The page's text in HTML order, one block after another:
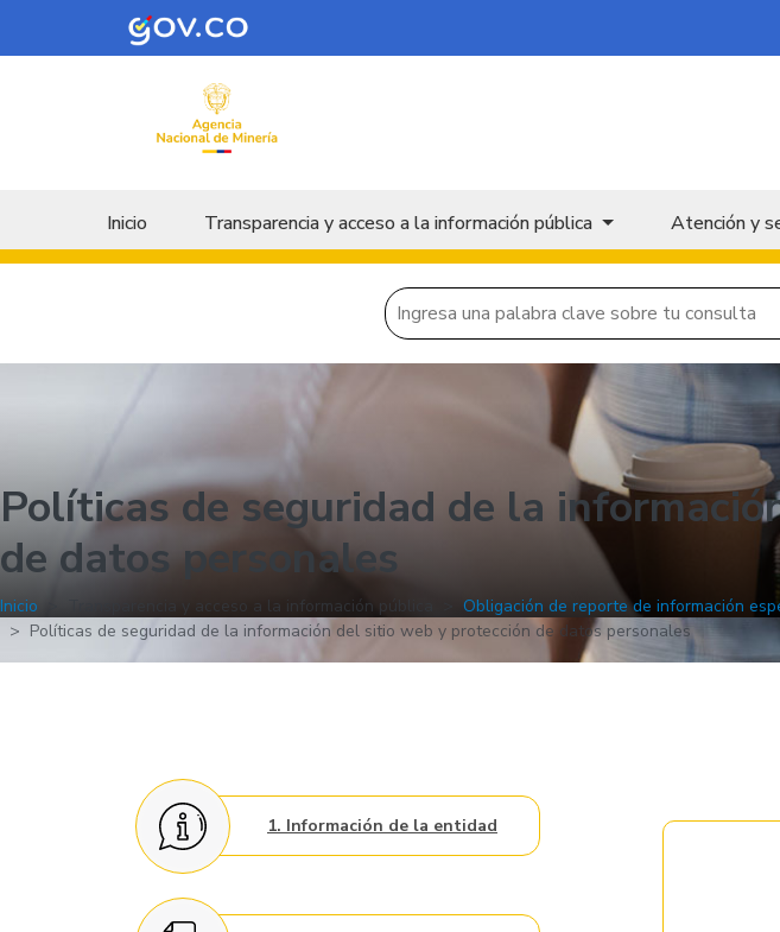
Skip to main content
Menu principal
Inicio Transparencia y acceso a la información pública Atención y
Políticas de seguridad de la
de datos personales
Inicio Transparencia y acceso a la información pública
Obligación de reporte de información
Políticas de seguridad de la información del sitio web y protección de datos personales
1. Información de la entidad